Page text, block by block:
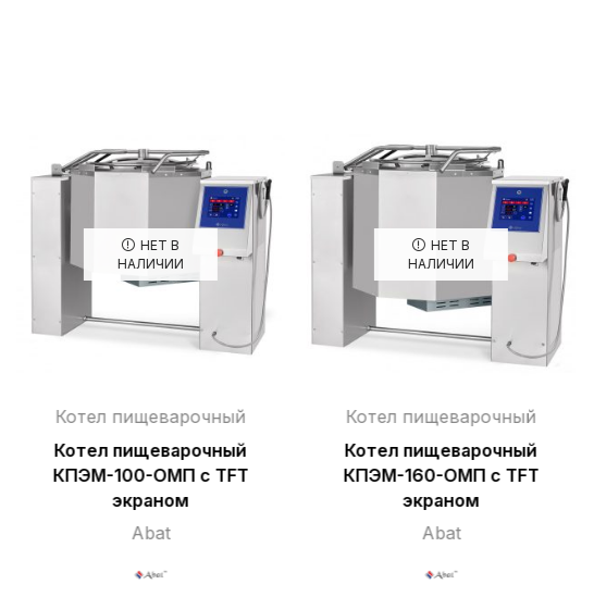
НЕТ В
НАЛИЧИИ
Котел пищеварочный
Котел пищеварочный
КПЭМ-100-ОМП с TFT
экраном
Abat
НЕТ В
НАЛИЧИИ
Котел пищеварочный
Котел пищеварочный
КПЭМ-160-ОМП с TFT
экраном
Abat